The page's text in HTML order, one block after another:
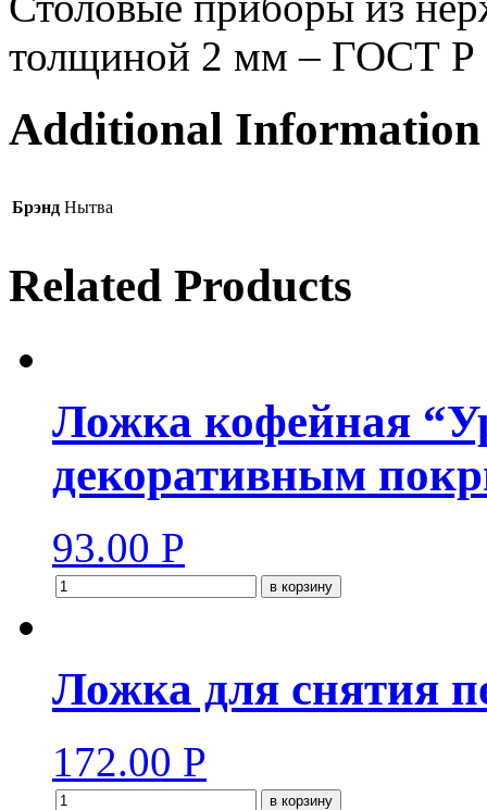
толщиной 2 мм – ГОСТ Р
Additional Information
Брэнд Нытва
Related Products
Ложка кофейная
декоративным
93.00 Р
в корзину
Ложка для снятия
172.00 Р
в корзину